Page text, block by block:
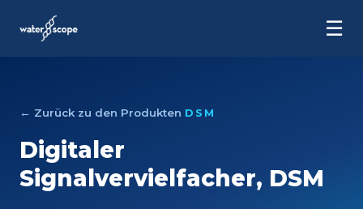
☰
← Zurück zu den Produkten DSM
Digitaler
Signalvervielfacher, DSM